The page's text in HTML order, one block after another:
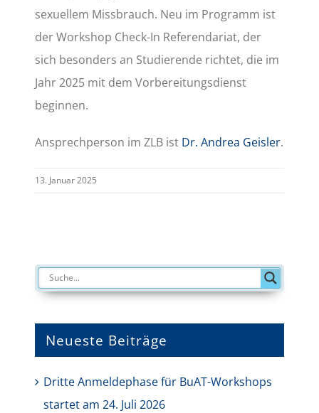
sexuellem Missbrauch. Neu im Programm ist
der Workshop Check-In Referendariat, der
sich besonders an Studierende richtet, die im
Jahr 2025 mit dem Vorbereitungsdienst
beginnen.
Ansprechperson im ZLB ist Dr. Andrea Geisler.
13. Januar 2025
Neueste Beiträge
Dritte Anmeldephase für BuAT-Workshops
startet am 24. Juli 2026